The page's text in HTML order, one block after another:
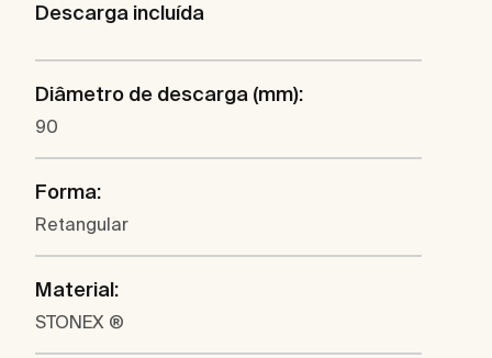
Descarga incluída
Diâmetro de descarga (mm):
90
Forma:
Retangular
Material:
STONEX ®